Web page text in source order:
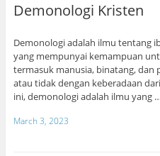
Demonologi Kristen
Demonologi adalah ilmu tentang
yang mempunyai kemampuan
termasuk manusia, binatang, dan
atau tidak dengan keberadaan
ini, demonologi adalah ilmu yang …
March 3, 2023